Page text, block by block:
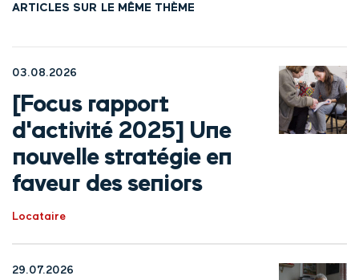
ARTICLES SUR LE MÊME THÈME
03.08.2026
[Focus rapport
d'activité 2025] Une
nouvelle stratégie en
faveur des seniors
Locataire
29.07.2026